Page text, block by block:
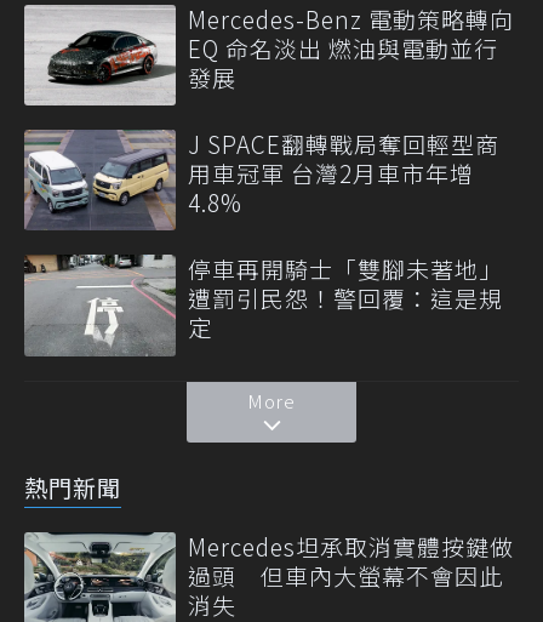
Mercedes-Benz 電動策略轉向
EQ 命名淡出 燃油與電動並行
發展
J SPACE翻轉戰局奪回輕型商
用車冠軍 台灣2月車市年增
4.8%
停車再開騎士「雙腳未著地」
遭罰引民怨！警回覆：這是規
定
More
熱門新聞
Mercedes坦承取消實體按鍵做
過頭 但車內大螢幕不會因此
消失